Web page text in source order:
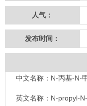
人气：
发布时间：
中文名称：N-丙基-N-
英文名称：N-propyl-